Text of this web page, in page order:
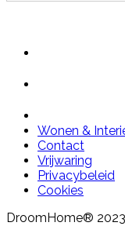
Wonen &
Contact
Vrijwaring
Privacybeleid
Cookies
DroomHome® 2023